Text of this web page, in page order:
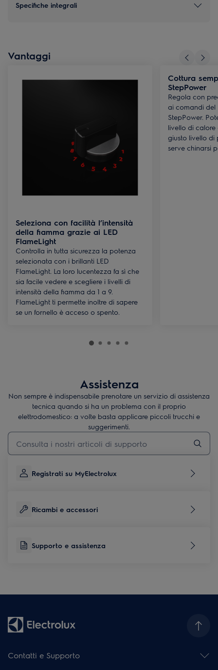
Specifiche integrali
Vantaggi
Seleziona con facilità l’intensità
della fiamma grazie ai LED
FlameLight
Controlla in tutta sicurezza la potenza
selezionata con i brillanti LED
FlameLight. La loro lucentezza fa sì che
sia facile vedere e scegliere i livelli di
intensità della fiamma da 1 a 9.
FlameLight ti permette inoltre di sapere
se un fornello è acceso o spento.
Cottura
StepPower
Regola con
ai comandi del
StepPower.
livello di calore
giusto livello di
serve chinarsi
Assistenza
Non sempre è indispensabile prenotare un servizio di assistenza
tecnica quando si ha un problema con il proprio
elettrodomestico: a volte basta applicare piccoli trucchi e
suggerimenti.
Digita per cercare articoli di supporto
Registrati su MyElectrolux
Ricambi e accessori
Supporto e assistenza
Contatti e Supporto